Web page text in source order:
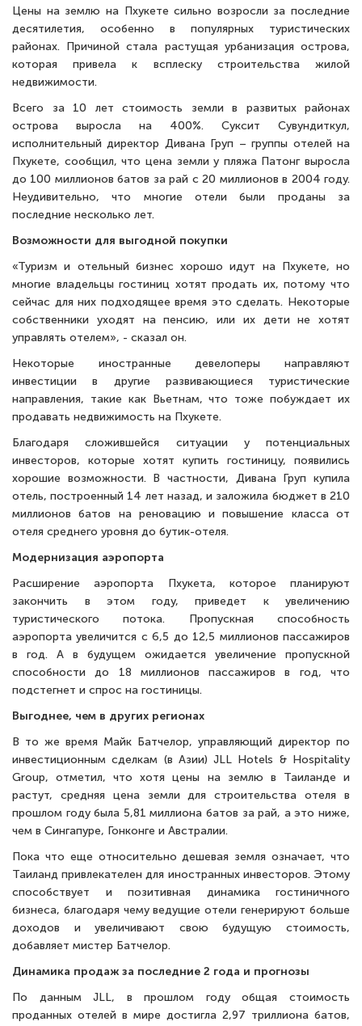
Цены на землю на Пхукете сильно возросли за последние
десятилетия, особенно в популярных туристических
районах. Причиной стала растущая урбанизация острова,
которая привела к всплеску строительства жилой
недвижимости.
Всего за 10 лет стоимость земли в развитых районах
острова выросла на 400%. Суксит Сувундиткул,
исполнительный директор Дивана Груп – группы отелей на
Пхукете, сообщил, что цена земли у пляжа Патонг выросла
до 100 миллионов батов за рай с 20 миллионов в 2004 году.
Неудивительно, что многие отели были проданы за
последние несколько лет.
Возможности для выгодной покупки
«Туризм и отельный бизнес хорошо идут на Пхукете, но
многие владельцы гостиниц хотят продать их, потому что
сейчас для них подходящее время это сделать. Некоторые
собственники уходят на пенсию, или их дети не хотят
управлять отелем», - сказал он.
Некоторые иностранные девелоперы направляют
инвестиции в другие развивающиеся туристические
направления, такие как Вьетнам, что тоже побуждает их
продавать недвижимость на Пхукете.
Благодаря сложившейся ситуации у потенциальных
инвесторов, которые хотят купить гостиницу, появились
хорошие возможности. В частности, Дивана Груп купила
отель, построенный 14 лет назад, и заложила бюджет в 210
миллионов батов на реновацию и повышение класса от
отеля среднего уровня до бутик-отеля.
Модернизация аэропорта
Расширение аэропорта Пхукета, которое планируют
закончить в этом году, приведет к увеличению
туристического потока. Пропускная способность
аэропорта увеличится с 6,5 до 12,5 миллионов пассажиров
в год. А в будущем ожидается увеличение пропускной
способности до 18 миллионов пассажиров в год, что
подстегнет и спрос на гостиницы.
Выгоднее, чем в других регионах
В то же время Майк Батчелор, управляющий директор по
инвестиционным сделкам (в Азии) JLL Hotels & Hospitality
Group, отметил, что хотя цены на землю в Таиланде и
растут, средняя цена земли для строительства отеля в
прошлом году была 5,81 миллиона батов за рай, а это ниже,
чем в Сингапуре, Гонконге и Австралии.
Пока что еще относительно дешевая земля означает, что
Таиланд привлекателен для иностранных инвесторов. Этому
способствует и позитивная динамика гостиничного
бизнеса, благодаря чему ведущие отели генерируют больше
доходов и увеличивают свою будущую стоимость,
добавляет мистер Батчелор.
Динамика продаж за последние 2 года и прогнозы
По данным JLL, в прошлом году общая стоимость
проданных отелей в мире достигла 2,97 триллиона батов,